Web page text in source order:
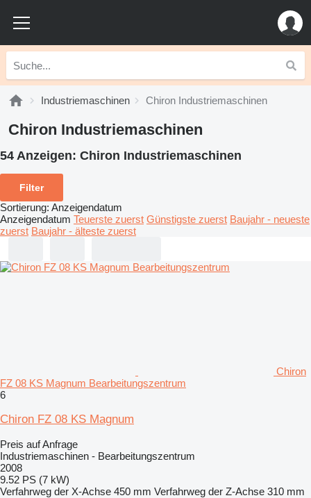
Industriemaschinen Chiron Industriemaschinen
Chiron Industriemaschinen
54 Anzeigen: Chiron Industriemaschinen
Filter
Sortierung: Anzeigendatum
Anzeigendatum Teuerste zuerst Günstigste zuerst Baujahr - neueste
zuerst Baujahr - älteste zuerst
Chiron
FZ 08 KS Magnum Bearbeitungszentrum
6
Chiron FZ 08 KS Magnum
Preis auf Anfrage
Industriemaschinen - Bearbeitungszentrum
2008
9.52 PS (7 kW)
Verfahrweg der X-Achse 450 mm Verfahrweg der Z-Achse 310 mm